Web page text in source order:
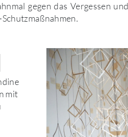
gegen das Vergessen
mit